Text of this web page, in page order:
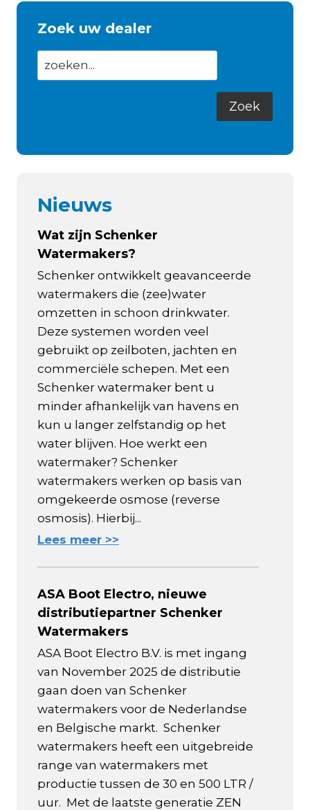
Zoek uw dealer
Nieuws
Wat zijn Schenker
Watermakers?
Schenker ontwikkelt geavanceerde
watermakers die (zee)water
omzetten in schoon drinkwater.
Deze systemen worden veel
gebruikt op zeilboten, jachten en
commerciële schepen. Met een
Schenker watermaker bent u
minder afhankelijk van havens en
kun u langer zelfstandig op het
water blijven. Hoe werkt een
watermaker? Schenker
watermakers werken op basis van
omgekeerde osmose (reverse
osmosis). Hierbij...
Lees meer >>
ASA Boot Electro, nieuwe
distributiepartner Schenker
Watermakers
ASA Boot Electro B.V. is met ingang
van November 2025 de distributie
gaan doen van Schenker
watermakers voor de Nederlandse
en Belgische markt. Schenker
watermakers heeft een uitgebreide
range van watermakers met
productie tussen de 30 en 500 LTR /
uur. Met de laatste generatie ZEN